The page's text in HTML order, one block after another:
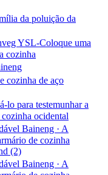
da poluição da
YSL-Coloque uma
cozinha
cozinha de aço
lo para testemunhar a
ocidental
Baineng · A
de cozinha
(2)
Baineng · A